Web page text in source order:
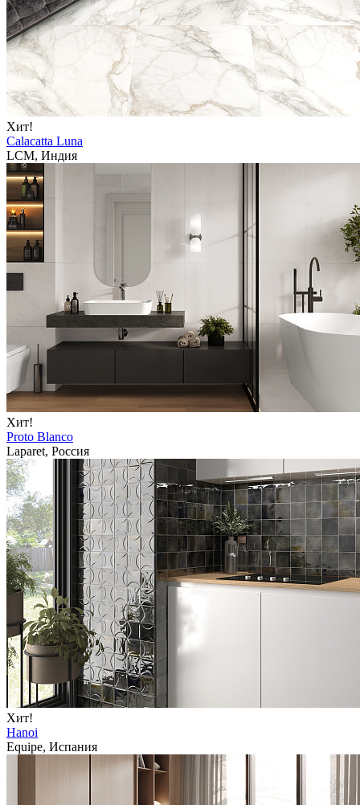
Хит!
Calacatta Luna
LCM, Индия
Хит!
Proto Blanco
Laparet, Россия
Хит!
Hanoi
Equipe, Испания